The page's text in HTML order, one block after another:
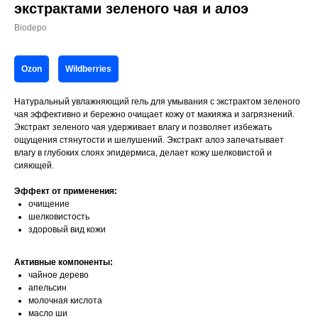
экстрактами зеленого чая и алоэ
Biodepo
Ozon Wildberries
Натуральный увлажняющий гель для умывания с экстрактом зеленого
чая эффективно и бережно очищает кожу от макияжа и загрязнений.
Экстракт зеленого чая удерживает влагу и позволяет избежать
ощущения стянутости и шелушений. Экстракт алоэ запечатывает
влагу в глубоких слоях эпидермиса, делает кожу шелковистой и
сияющей.
Эффект от применения:
очищение
шелковистость
здоровый вид кожи
Активные компоненты:
чайное дерево
апельсин
молочная кислота
масло ши